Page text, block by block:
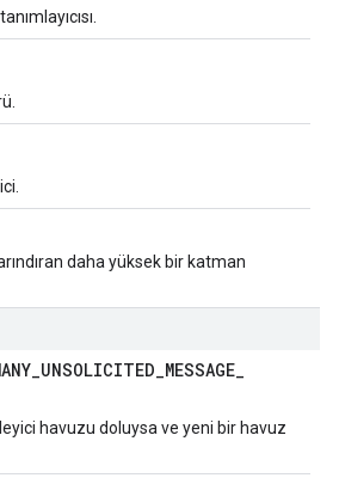
daha yüksek bir katman
_UNSOLICITED_MESSAGE_
havuzu doluysa ve yeni bir havuz